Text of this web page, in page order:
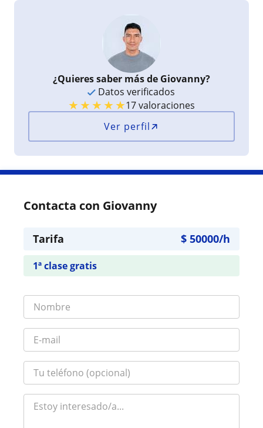
¿Quieres saber más de Giovanny?
Datos verificados
★★★★★17 valoraciones
Ver perfil
Contacta con Giovanny
Tarifa $ 50000/h
1ª clase gratis